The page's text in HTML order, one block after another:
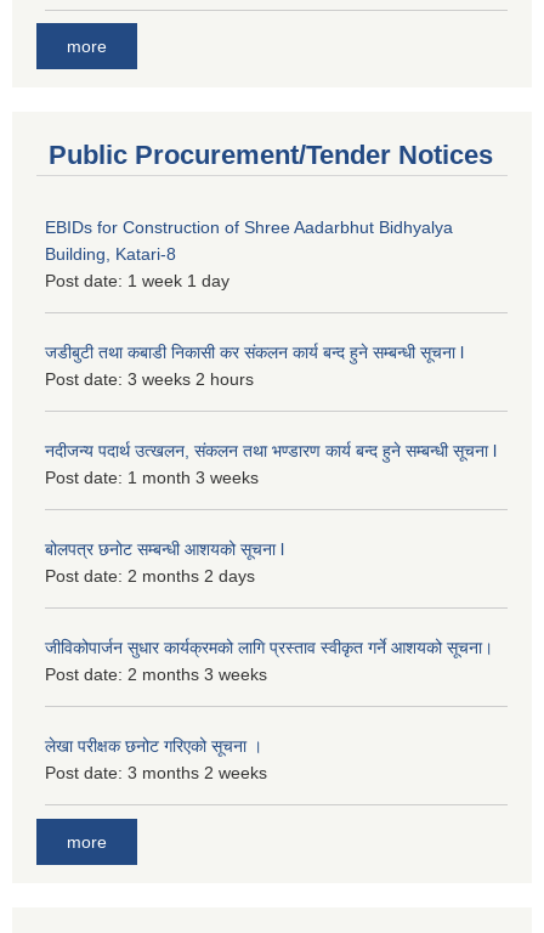
more
Public Procurement/Tender Notices
EBIDs for Construction of Shree Aadarbhut Bidhyalya
Building, Katari-8
Post date: 1 week 1 day
जडीबुटी तथा कबाडी निकासी कर संकलन कार्य बन्द हुने सम्बन्धी सूचना l
Post date: 3 weeks 2 hours
नदीजन्य पदार्थ उत्खलन, संकलन तथा भण्डारण कार्य बन्द हुने सम्बन्धी सूचना l
Post date: 1 month 3 weeks
बोलपत्र छनोट सम्बन्धी आशयको सूचना l
Post date: 2 months 2 days
जीविकोपार्जन सुधार कार्यक्रमको लागि प्रस्ताव स्वीकृत गर्ने आशयको सूचना।
Post date: 2 months 3 weeks
लेखा परीक्षक छनोट गरिएको सूचना ।
Post date: 3 months 2 weeks
more